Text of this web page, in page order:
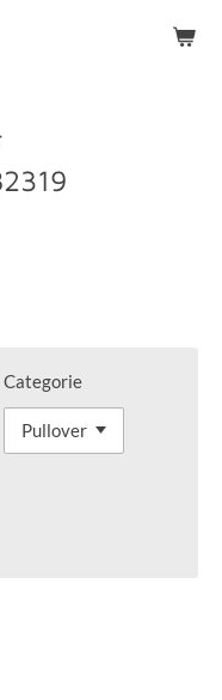
Categorie